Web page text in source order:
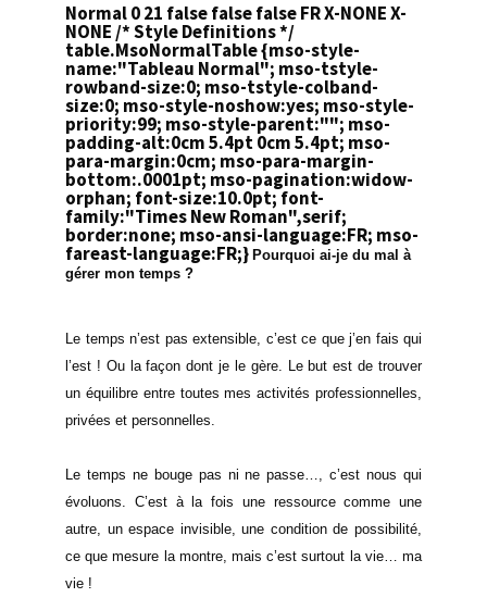
Normal 0 21 false false false FR X-NONE X-
NONE /* Style Definitions */
table.MsoNormalTable {mso-style-
name:"Tableau Normal"; mso-tstyle-
rowband-size:0; mso-tstyle-colband-
size:0; mso-style-noshow:yes; mso-style-
priority:99; mso-style-parent:""; mso-
padding-alt:0cm 5.4pt 0cm 5.4pt; mso-
para-margin:0cm; mso-para-margin-
bottom:.0001pt; mso-pagination:widow-
orphan; font-size:10.0pt; font-
family:"Times New Roman",serif;
border:none; mso-ansi-language:FR; mso-
fareast-language:FR;} Pourquoi ai-je du mal à
gérer mon temps ?
Le temps n’est pas extensible, c’est ce que j’en fais qui
l’est ! Ou la façon dont je le gère. Le but est de trouver
un équilibre entre toutes mes activités professionnelles,
privées et personnelles.
Le temps ne bouge pas ni ne passe…, c’est nous qui
évoluons. C’est à la fois une ressource comme une
autre, un espace invisible, une condition de possibilité,
ce que mesure la montre, mais c’est surtout la vie… ma
vie !